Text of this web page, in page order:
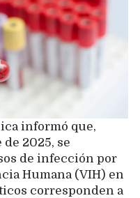
informó que,
2025, se
de infección por
Humana (VIH) en
corresponden a